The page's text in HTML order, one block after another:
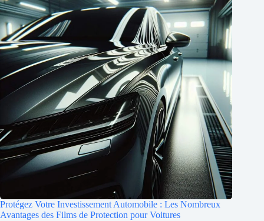
Protégez Votre Investissement Automobile : Les Nombreux
Avantages des Films de Protection pour Voitures